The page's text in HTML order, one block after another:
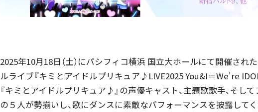
2025年10月18日（土）にパシフィコ横浜 国立大ホールにて開催され
ルライブ『キミとアイドルプリキュア♪LIVE2025 You&I＝We're IDOL
『キミとアイドルプリキュア♪』の声優キャスト、主題歌歌手、そし
の５人が勢揃いし、歌にダンスに素敵なパフォーマンスを披露して